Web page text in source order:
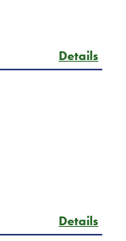
Details
Details